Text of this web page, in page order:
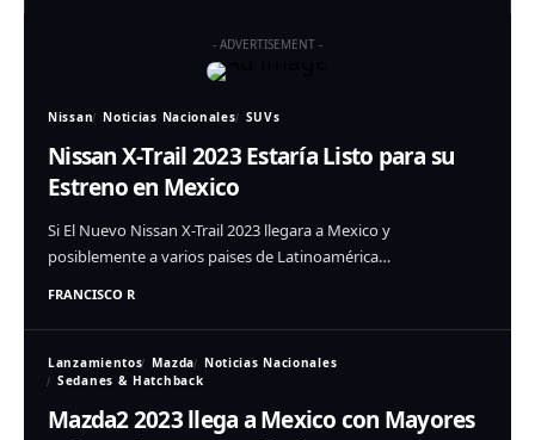
- ADVERTISEMENT -
Nissan Noticias Nacionales SUVs
Nissan X-Trail 2023 Estaría Listo para su
Estreno en Mexico
Si El Nuevo Nissan X-Trail 2023 llegara a Mexico y
posiblemente a varios paises de Latinoamérica…
FRANCISCO R
Lanzamientos Mazda
Noticias Nacionales
Sedanes & Hatchback
Mazda2 2023 llega a Mexico con Mayores